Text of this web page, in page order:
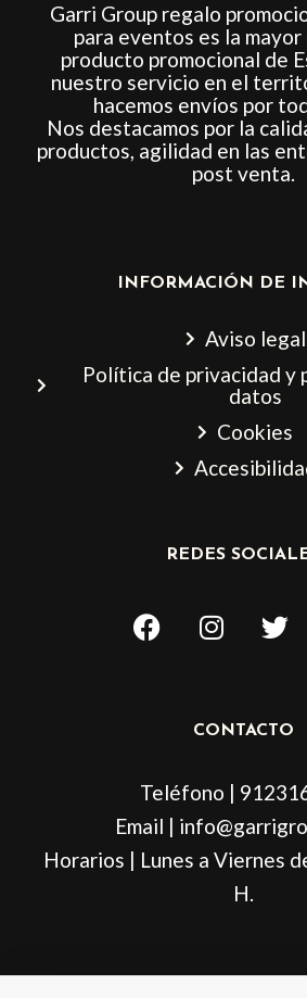
Garri Group regalo
para eventos es la mayor
producto promocional de
nuestro servicio en el
hacemos envíos por
Nos destacamos por la
productos, agilidad en las
post venta.
INFORMACIÓN DE
Aviso legal
Política de privacidad y
datos
Cookies
REDES
F
a
k
I
n
a
a
m
T
w
t
CONTACTO
Teléfono |
Email |
Horarios | Lunes a Viernes
H.